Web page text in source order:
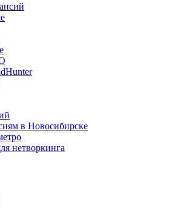
в Новосибирске
нетворкинга